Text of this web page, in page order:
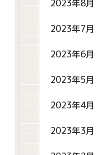
2023年8月
2023年7月
2023年6月
2023年5月
2023年4月
2023年3月